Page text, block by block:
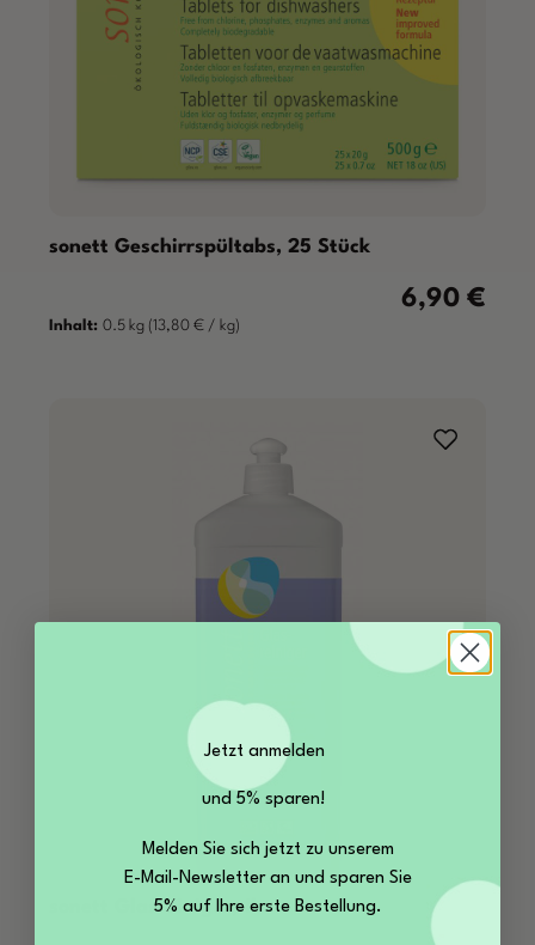
sonett Geschirrspültabs, 25 Stück
Regulärer
6,90 €
Inhalt: 0.5 kg (13,80 € / kg)
sonett Glasreiniger, 1l
Jetzt anmelden
und 5% sparen!
Melden Sie sich jetzt zu unserem
E-Mail-Newsletter an und sparen Sie
5% auf Ihre erste Bestellung.